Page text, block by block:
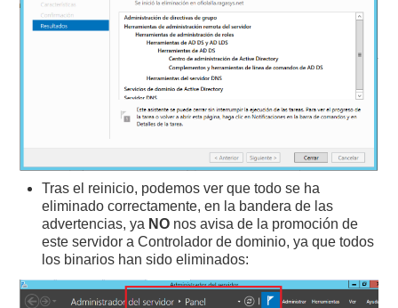
Tras el reinicio, podemos ver que todo se ha
eliminado correctamente, en la bandera de las
advertencias, ya NO nos avisa de la promoción de
este servidor a Controlador de dominio, ya que todos
los binarios han sido eliminados: